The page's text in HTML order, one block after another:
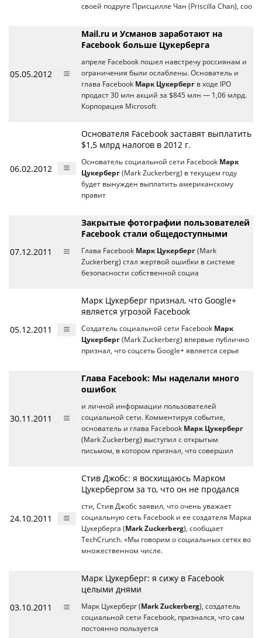
своей подруге Присцилле Чан (Priscilla Chan), соо
05.05.2012
Mail.ru и Усманов заработают на
Facebook больше Цукерберга
апреле Facebook пошел навстречу россиянам и
ограничения были ослаблены. Основатель и
глава Facebook Марк Цукерберг в ходе IPO
продаст 30 млн акций за $845 млн — 1,06 млрд.
Корпорация Microsoft
06.02.2012
Основателя Facebook заставят выплатить
$1,5 млрд налогов в 2012 г.
Основатель социальной сети Facebook Марк
Цукерберг (Mark Zuckerberg) в текущем году
будет вынужден выплатить американскому
правит
07.12.2011
Закрытые фотографии пользователей
Facebook стали общедоступными
Глава Facebook Марк Цукерберг (Mark
Zuckerberg) стал жертвой ошибки в системе
безопасности собственной социа
05.12.2011
Марк Цукерберг признал, что Google+
является угрозой Facebook
Создатель социальной сети Facebook Марк
Цукерберг (Mark Zuckerberg) впервые публично
признал, что соцсеть Google+ является серье
30.11.2011
Глава Facebook: Мы наделали много
ошибок
и личной информации пользователей
социальной сети. Комментируя событие,
основатель и глава Facebook Марк Цукерберг
(Mark Zuckerberg) выступил с открытым
письмом, в котором признал, что совершил
24.10.2011
Стив Джобс: я восхищаюсь Марком
Цукербергом за то, что он не продался
сти, Стив Джобс заявил, что очень уважает
социальную сеть Facebook и ее создателя Марка
Цукерберга (Mark Zuckerberg), сообщает
TechCrunch. «Мы говорим о социальных сетях во
множественном числе.
03.10.2011
Марк Цукерберг: я сижу в Facebook
целыми днями
Марк Цукерберг (Mark Zuckerberg), создатель
социальной сети Facebook, признался, что сам
постоянно пользуется